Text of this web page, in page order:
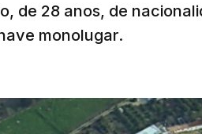
INDISPONÍVEL
de 28 anos, de
monolugar.